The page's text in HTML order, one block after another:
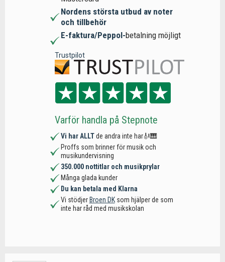
Nordens största utbud av noter
och tillbehör
E-faktura/Peppol-betalning möjligt
Trustpilot
Varför handla på Stepnote
Vi har ALLTde andra inte har🎻🎹
Proffs som brinner för musik och
musikundervisning
350.000 nottitlar och musikprylar
Många glada kunder
Du kan betala med Klarna
Vi stödjer Broen DKsom hjälper de som
inte har råd med musikskolan